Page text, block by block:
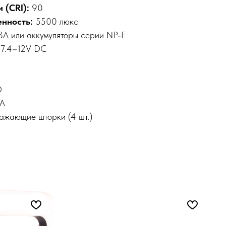
(CRI): 90
5500 люкс​
или аккумуляторы серии NP-F​
7.4–12V DC​
шторки (4 шт.)​